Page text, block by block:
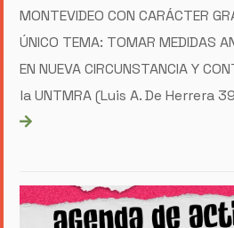
MONTEVIDEO CON CARÁCTER
ÚNICO TEMA: TOMAR MEDIDAS
EN NUEVA CIRCUNSTANCIA Y
la UNTMRA (Luis A. De Herrera